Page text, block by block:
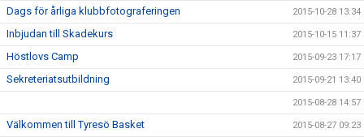
Dags för årliga klubbfotograferingen 2015-10-28 13:34
Inbjudan till Skadekurs 2015-10-15 11:37
Höstlovs Camp 2015-09-23 17:17
Sekreteriatsutbildning 2015-09-21 13:40
2015-08-28 14:57
Välkommen till Tyresö Basket 2015-08-27 09:23